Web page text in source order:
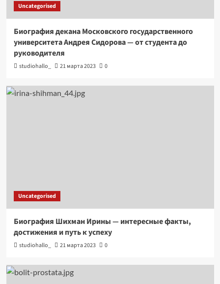
Uncategorised
Биография декана Московского государственного
университета Андрея Сидорова — от студента до
руководителя
studiohallo_ 21 марта 2023 0
Uncategorised
Биография Шихман Ирины — интересные факты,
достижения и путь к успеху
studiohallo_ 21 марта 2023 0